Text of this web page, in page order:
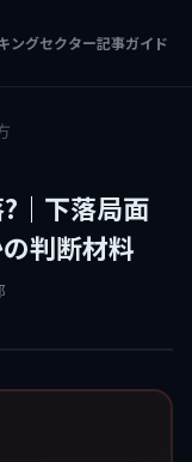
ングセクター記事ガイド
｜下落局面
判断材料